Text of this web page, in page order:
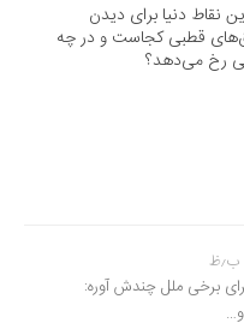
نقاط دنیا برای دیدن
قطبی کجاست و در چه
رخ می‌دهد؟
برخی ملل چندش آوره: